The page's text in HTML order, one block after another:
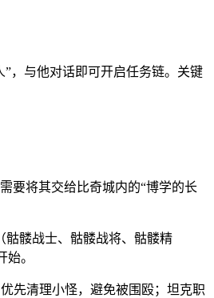
，与他对话即可开启任务链。关键
要将其交给比奇城内的“博学的长
骷髅战士、骷髅战将、骷髅精
。
先清理小怪，避免被围殴；坦克职